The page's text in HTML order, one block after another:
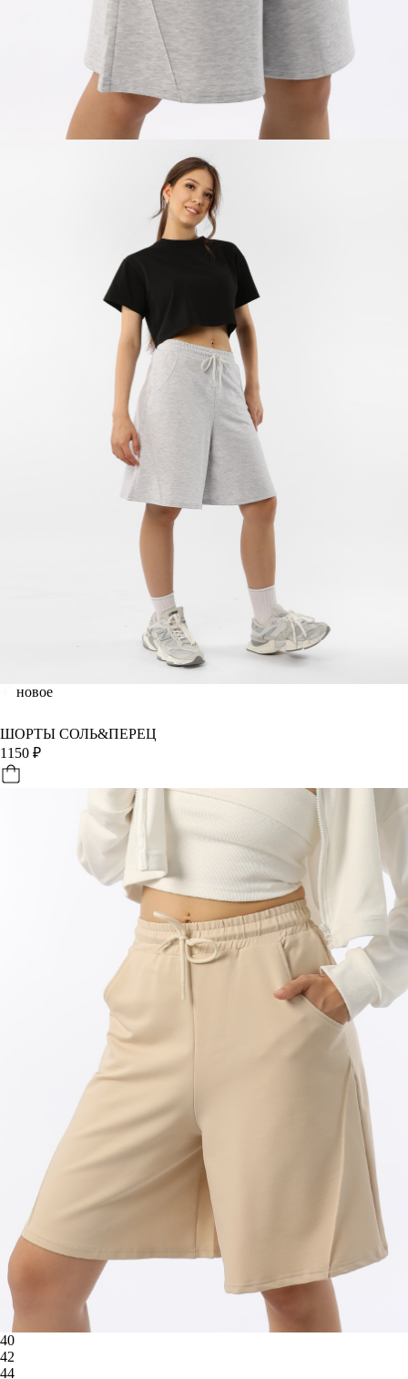
новое
ШОРТЫ СОЛЬ&ПЕРЕЦ
1150 ₽
40
42
44